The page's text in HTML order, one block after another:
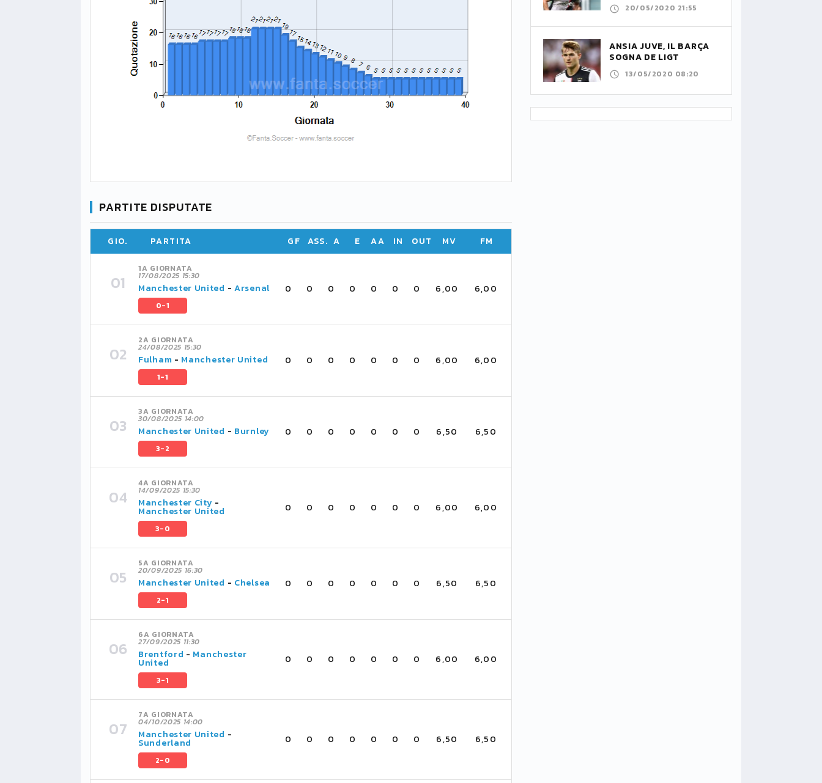
PARTITE DISPUTATE
GIO. PARTITA GF ASS. A E AA IN OUT MV FM
1A GIORNATA
17/08/2025 15:30
Manchester United -Arsenal
0-1
0 0 0 0 0 0 0 6,00 6,00
2A GIORNATA
24/08/2025 15:30
Fulham - Manchester United
1-1
0 0 0 0 0 0 0 6,00 6,00
3A GIORNATA
30/08/2025 14:00
Manchester United - Burnley
3-2
0 0 0 0 0 0 0 6,50 6,50
4A GIORNATA
14/09/2025 15:30
Manchester City -
Manchester United
3-0
0 0 0 0 0 0 0 6,00 6,00
5A GIORNATA
20/09/2025 16:30
Manchester United - Chelsea
2-1
0 0 0 0 0 0 0 6,50 6,50
6A GIORNATA
27/09/2025 11:30
Brentford - Manchester
United
3-1
0 0 0 0 0 0 0 6,00 6,00
7A GIORNATA
04/10/2025 14:00
Manchester United -
Sunderland
2-0
0 0 0 0 0 0 0 6,50 6,50
20/05/2020 21:55
ANSIA JUVE, IL BARÇA
SOGNA DE LIGT
13/05/2020 08:20